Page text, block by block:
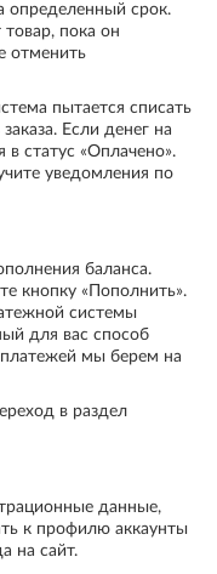
определенный срок.
пока он
отменить
пытается списать
Если денег на
в статус «Оплачено».
уведомления по
баланса.
кнопку «Пополнить».
системы
для вас способ
мы берем на
в раздел
данные,
к профилю аккаунты
на сайт.